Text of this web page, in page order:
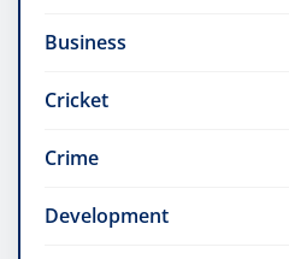
Business
Cricket
Crime
Development